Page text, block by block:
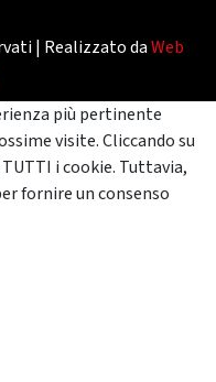
| Realizzato daWeb
più pertinente
visite. Cliccando su
i cookie. Tuttavia,
fornire un consenso